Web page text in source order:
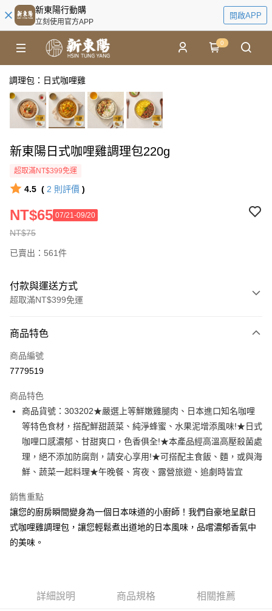
新東陽行動購
立刻使用官方APP
開啟APP
0
調理包：日式咖哩雞
新東陽日式咖哩雞調理包220g
超取滿NT$399免運
4.5 ( 2 則評價 )
NT$75
NT$65 07/21-09/20
已賣出：561件
付款與運送方式
超取滿NT$399免運
信用卡一次付款
信用卡分期付款
合作金庫商業銀行
華南商業銀行
彰化商業銀行
上海商業儲蓄銀行
台北富邦商業銀行
國泰世華商業銀行
兆豐國際商業銀行
臺灣中小企業銀行
台中商業銀行
匯豐（台灣）商業銀行
華泰商業銀行
聯邦商業銀行
遠東國際商業銀行
元大商業銀行
台新國際商業銀行
中國信託商業銀行
台灣樂天信用卡公司
6 期 0 利率 每期
華南商業銀行
彰化商業銀行
上海商業儲蓄銀行
台北富邦商業銀行
國泰世華商業銀行
兆豐國際商業銀行
臺灣中小企業銀行
台中商業銀行
聯邦商業銀行
元大商業銀行
永豐商業銀行
玉山商業銀行
星展（台灣）商業銀行
台灣樂天信用卡公司
12 期 0 利率 每期 NT$6 21家銀行
合作金庫商業銀行
第一商業銀行
上海商業儲蓄銀行
台北富邦商業銀行
國泰世華商業銀行
兆豐國際商業銀行
匯豐（台灣）商業銀行
聯邦商業銀行
遠東國際商業銀行
元大商業銀行
永豐商業銀行
玉山商業銀行
LINE Pay
Apple Pay
悠遊付
全盈+PAY
1.本服務由台灣大哥大提供，台灣大哥大用戶可立即使用無須另外申請。
AFTEE先享後付
商品特色
商品編號
7779519
商品特色
商品貨號：303202★嚴選上等鮮嫩雞腿肉、日本進口知名咖哩
等特色食材，搭配鮮甜蔬菜、純淨蜂蜜、水果泥增添風味!★日式
咖哩口感濃郁、甘甜爽口，色香俱全!★本產品經高溫高壓殺菌處
理，絕不添加防腐劑，請安心享用!★可搭配主食飯、麵，或與海
鮮、蔬菜一起料理★午晚餐、宵夜、露營旅遊、追劇時皆宜
銷售重點
讓您的廚房瞬間變身為一個日本味道的小廚師！我們自豪地呈獻日
式咖哩雞調理包，讓您輕鬆煮出道地的日本風味，品嚐濃郁香氣中
的美味。
詳細說明 商品規格 相關推薦